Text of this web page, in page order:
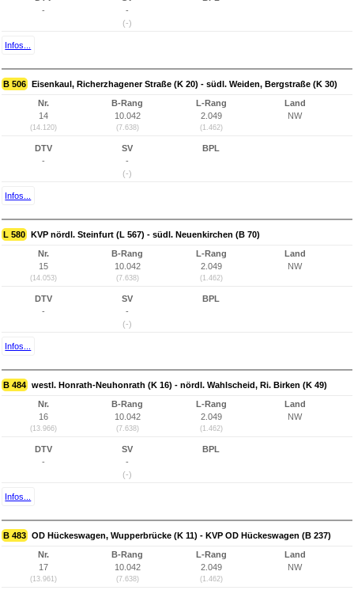
-
-
(-)
Infos...
B 506 Eisenkaul, Richerzhagener Straße (K 20) - südl. Weiden, Bergstraße (K 30)
Nr.
14
(14.120)
B-Rang
10.042
(7.638)
L-Rang
2.049
(1.462)
Land
NW
DTV
-
SV
-
(-)
BPL
Infos...
L 580 KVP nördl. Steinfurt (L 567) - südl. Neuenkirchen (B 70)
Nr.
15
(14.053)
B-Rang
10.042
(7.638)
L-Rang
2.049
(1.462)
Land
NW
DTV
-
SV
-
(-)
BPL
Infos...
B 484 westl. Honrath-Neuhonrath (K 16) - nördl. Wahlscheid, Ri. Birken (K 49)
Nr.
16
(13.966)
B-Rang
10.042
(7.638)
L-Rang
2.049
(1.462)
Land
NW
DTV
-
SV
-
(-)
BPL
Infos...
B 483 OD Hückeswagen, Wupperbrücke (K 11) - KVP OD Hückeswagen (B 237)
Nr.
17
(13.961)
B-Rang
10.042
(7.638)
L-Rang
2.049
(1.462)
Land
NW